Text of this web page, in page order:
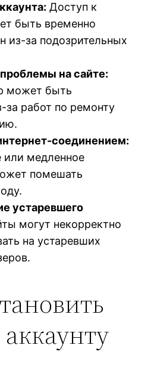
Доступ к
быть временно
из-за подозрительных
на сайте:
может быть
за работ по ремонту
соединением:
или медленное
помешать
устаревшего
могут некорректно
на устаревших